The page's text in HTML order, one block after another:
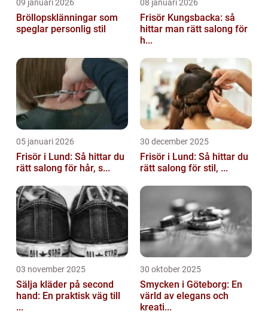
09 januari 2026
Bröllopsklänningar som
speglar personlig stil
08 januari 2026
Frisör Kungsbacka: så
hittar man rätt salong för
h...
05 januari 2026
Frisör i Lund: Så hittar du
rätt salong för hår, s...
30 december 2025
Frisör i Lund: Så hittar du
rätt salong för stil, ...
03 november 2025
Sälja kläder på second
hand: En praktisk väg till
...
30 oktober 2025
Smycken i Göteborg: En
värld av elegans och
kreati...